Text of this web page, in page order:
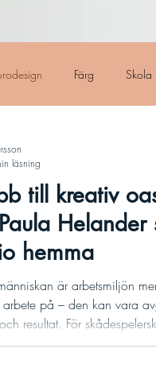
Färg Skola
till kreativ
Helander
hemma
är arbetsmiljön
arbete på – den kan vara
resultat. För
Helander blev drömmen
genom en genomtänkt
läsning